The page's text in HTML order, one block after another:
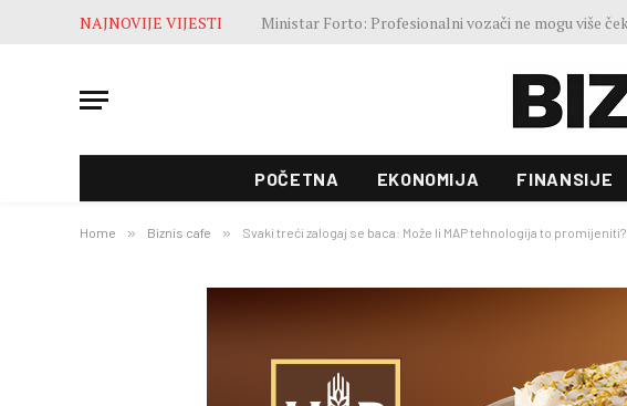
NAJNOVIJE VIJESTI
POČETNA EKONOMIJA FINANSIJE
Home » Biznis cafe » Svaki treći zalogaj se baca: Može li MAP tehnologija to promijeniti?